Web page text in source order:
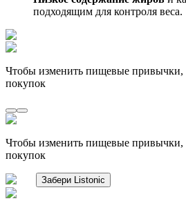
подходящим для контроля веса.
Чтобы изменить пищевые привычки,
покупок
Чтобы изменить пищевые привычки,
покупок
Забери Listonic